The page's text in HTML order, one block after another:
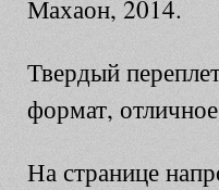
Махаон, 2014.
Твердый
формат,
На странице